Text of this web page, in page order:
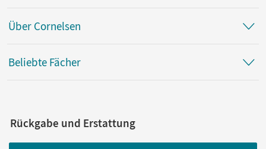
Über Cornelsen
Beliebte Fächer
Rückgabe und Erstattung